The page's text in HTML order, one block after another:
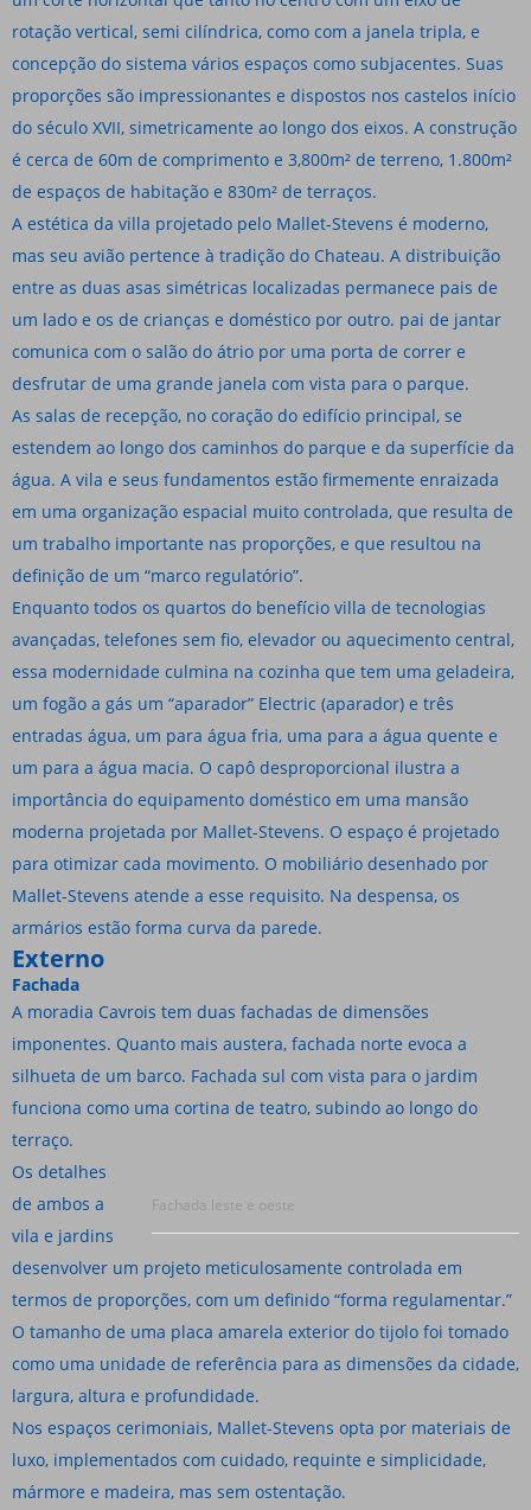
rotação vertical, semi cilíndrica, como com a janela tripla, e
concepção do sistema vários espaços como subjacentes. Suas
proporções são impressionantes e dispostos nos castelos início
do século XVII, simetricamente ao longo dos eixos. A construção
é cerca de 60m de comprimento e 3,800m² de terreno, 1.800m²
de espaços de habitação e 830m² de terraços.
A estética da villa projetado pelo Mallet-Stevens é moderno,
mas seu avião pertence à tradição do Chateau. A distribuição
entre as duas asas simétricas localizadas permanece pais de
um lado e os de crianças e doméstico por outro. pai de jantar
comunica com o salão do átrio por uma porta de correr e
desfrutar de uma grande janela com vista para o parque.
As salas de recepção, no coração do edifício principal, se
estendem ao longo dos caminhos do parque e da superfície da
água. A vila e seus fundamentos estão firmemente enraizada
em uma organização espacial muito controlada, que resulta de
um trabalho importante nas proporções, e que resultou na
definição de um “marco regulatório”.
Enquanto todos os quartos do benefício villa de tecnologias
avançadas, telefones sem fio, elevador ou aquecimento central,
essa modernidade culmina na cozinha que tem uma geladeira,
um fogão a gás um “aparador” Electric (aparador) e três
entradas água, um para água fria, uma para a água quente e
um para a água macia. O capô desproporcional ilustra a
importância do equipamento doméstico em uma mansão
moderna projetada por Mallet-Stevens. O espaço é projetado
para otimizar cada movimento. O mobiliário desenhado por
Mallet-Stevens atende a esse requisito. Na despensa, os
armários estão forma curva da parede.
Externo
Fachada
A moradia Cavrois tem duas fachadas de dimensões
imponentes. Quanto mais austera, fachada norte evoca a
silhueta de um barco. Fachada sul com vista para o jardim
funciona como uma cortina de teatro, subindo ao longo do
terraço.
Fachada leste e oeste
Os detalhes
de ambos a
vila e jardins
desenvolver um projeto meticulosamente controlada em
termos de proporções, com um definido “forma regulamentar.”
O tamanho de uma placa amarela exterior do tijolo foi tomado
como uma unidade de referência para as dimensões da cidade,
largura, altura e profundidade.
Nos espaços cerimoniais, Mallet-Stevens opta por materiais de
luxo, implementados com cuidado, requinte e simplicidade,
mármore e madeira, mas sem ostentação.